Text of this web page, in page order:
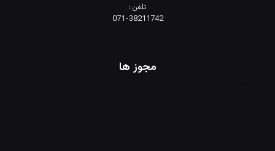
تلفن :
071-38211742
مجوز ها